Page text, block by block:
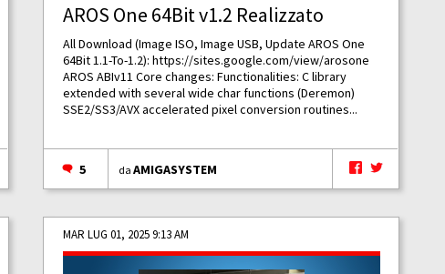
AROS One 64Bit v1.2 Realizzato
All Download (Image ISO, Image USB, Update AROS One
64Bit 1.1-To-1.2): https://sites.google.com/view/arosone
AROS ABIv11 Core changes: Functionalities: C library
extended with several wide char functions (Deremon)
SSE2/SS3/AVX accelerated pixel conversion routines...
5 daAMIGASYSTEM
MAR LUG 01, 2025 9:13 AM